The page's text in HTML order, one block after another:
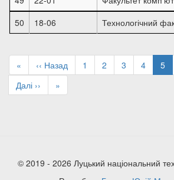
50
18-06 Технологічний
Розбивка
на
сторінки
Перша
сторінка
«
Попередня
сторінка
‹‹ Назад Page
1 Page
2 Page
3 Page
4 5
Наступна
сторінка
Далі ››
Остання
сторінка
»
© 2019 - 2026 Луцький національний